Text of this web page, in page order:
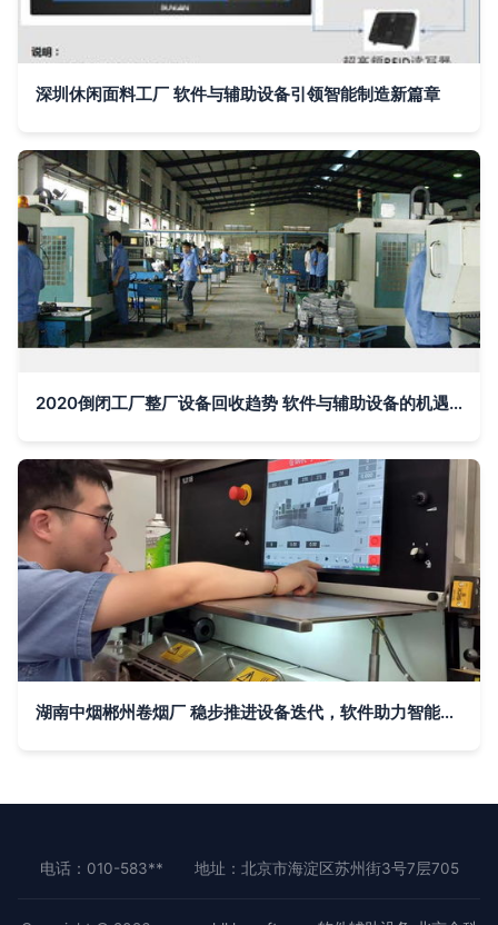
深圳休闲面料工厂 软件与辅助设备引领智能制造新篇章
2020倒闭工厂整厂设备回收趋势 软件与辅助设备的机遇与挑战
湖南中烟郴州卷烟厂 稳步推进设备迭代，软件助力智能制造升级
电话：010-583** 地址：北京市海淀区苏州街3号7层705